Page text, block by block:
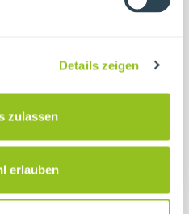
Details zeigen
zulassen
erlauben
bei den